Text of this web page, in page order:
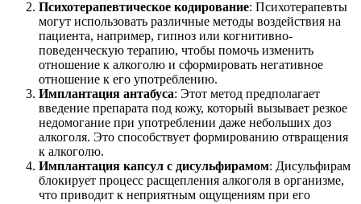
Психотерапевтическое кодирование: Психотерапевты
могут использовать различные методы воздействия на
пациента, например, гипноз или когнитивно-
поведенческую терапию, чтобы помочь изменить
отношение к алкоголю и сформировать негативное
отношение к его употреблению.
Имплантация антабуса: Этот метод предполагает
введение препарата под кожу, который вызывает резкое
недомогание при употреблении даже небольших доз
алкоголя. Это способствует формированию отвращения
к алкоголю.
Имплантация капсул с дисульфирамом: Дисульфирам
блокирует процесс расщепления алкоголя в организме,
что приводит к неприятным ощущениям при его